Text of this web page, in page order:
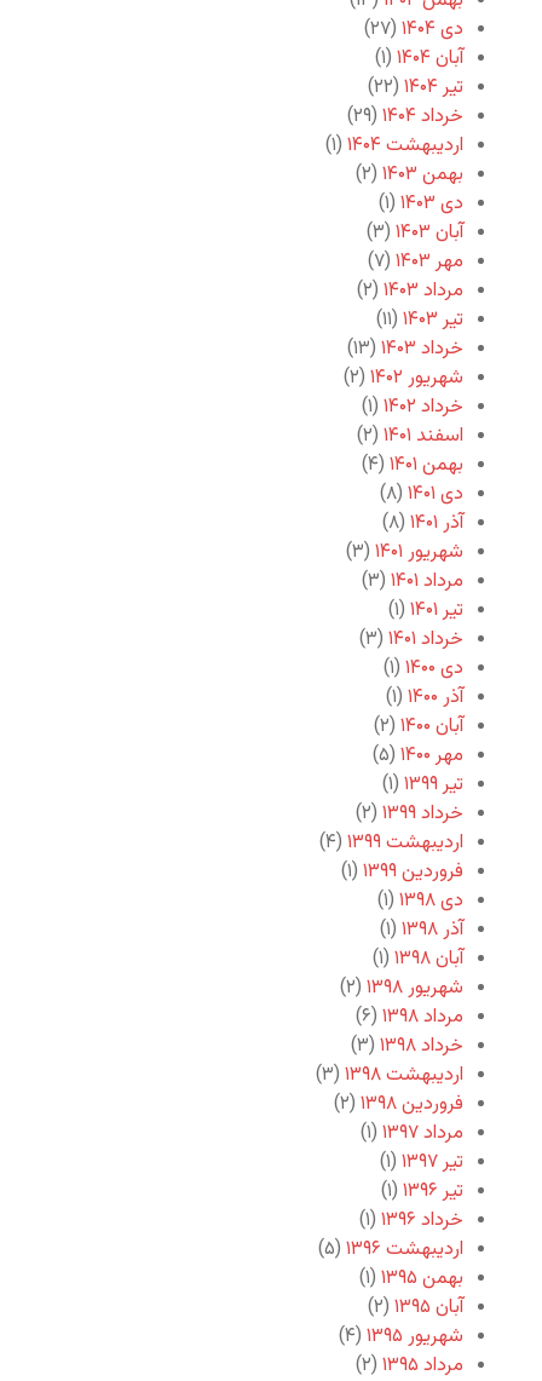
دی ۱۴۰۴
(۲۷)
آبان ۱۴۰۴
(۱)
تیر ۱۴۰۴
(۲۲)
خرداد ۱۴۰۴
(۲۹)
اردیبهشت ۱۴۰۴
(۱)
بهمن ۱۴۰۳
(۲)
دی ۱۴۰۳
(۱)
آبان ۱۴۰۳
(۳)
مهر ۱۴۰۳
(۷)
مرداد ۱۴۰۳
(۲)
تیر ۱۴۰۳
(۱۱)
خرداد ۱۴۰۳
(۱۳)
شهریور ۱۴۰۲
(۲)
خرداد ۱۴۰۲
(۱)
اسفند ۱۴۰۱
(۲)
بهمن ۱۴۰۱
(۴)
دی ۱۴۰۱
(۸)
آذر ۱۴۰۱
(۸)
شهریور ۱۴۰۱
(۳)
مرداد ۱۴۰۱
(۳)
تیر ۱۴۰۱
(۱)
خرداد ۱۴۰۱
(۳)
دی ۱۴۰۰
(۱)
آذر ۱۴۰۰
(۱)
آبان ۱۴۰۰
(۲)
مهر ۱۴۰۰
(۵)
تیر ۱۳۹۹
(۱)
خرداد ۱۳۹۹
(۲)
اردیبهشت ۱۳۹۹
(۴)
فروردین ۱۳۹۹
(۱)
دی ۱۳۹۸
(۱)
آذر ۱۳۹۸
(۱)
آبان ۱۳۹۸
(۱)
شهریور ۱۳۹۸
(۲)
مرداد ۱۳۹۸
(۶)
خرداد ۱۳۹۸
(۳)
اردیبهشت ۱۳۹۸
(۳)
فروردین ۱۳۹۸
(۲)
مرداد ۱۳۹۷
(۱)
تیر ۱۳۹۷
(۱)
تیر ۱۳۹۶
(۱)
خرداد ۱۳۹۶
(۱)
اردیبهشت ۱۳۹۶
(۵)
بهمن ۱۳۹۵
(۱)
آبان ۱۳۹۵
(۲)
شهریور ۱۳۹۵
(۴)
مرداد ۱۳۹۵
(۲)